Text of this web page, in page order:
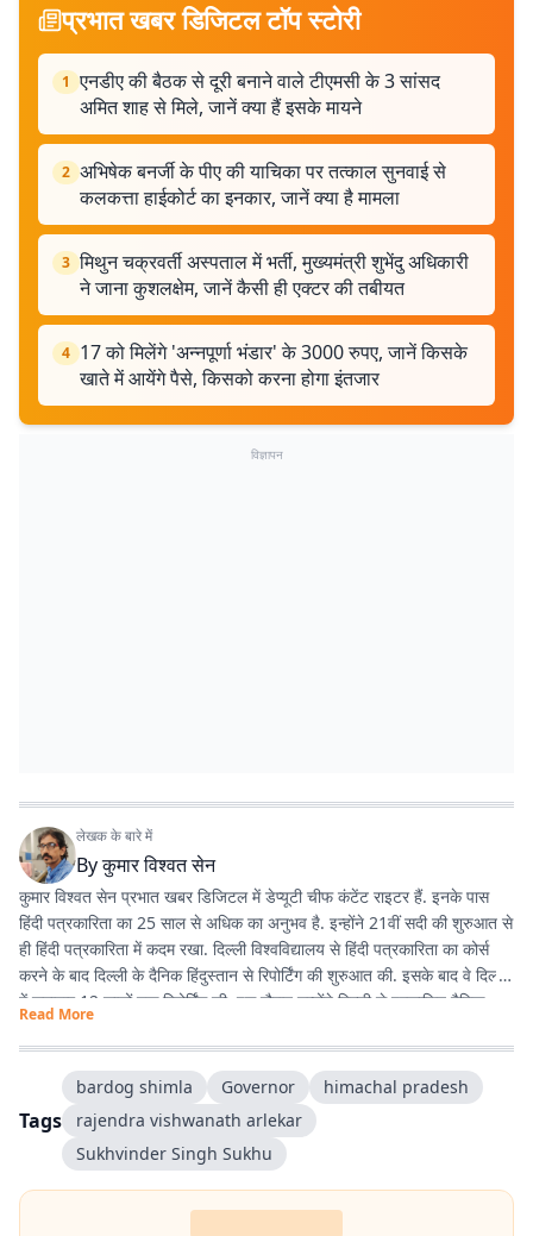
प्रभात खबर डिजिटल टॉप स्टोरी
1 एनडीए की बैठक से दूरी बनाने वाले टीएमसी के 3 सांसद
अमित शाह से मिले, जानें क्या हैं इसके मायने
2 अभिषेक बनर्जी के पीए की याचिका पर तत्काल सुनवाई से
कलकत्ता हाईकोर्ट का इनकार, जानें क्या है मामला
3 मिथुन चक्रवर्ती अस्पताल में भर्ती, मुख्यमंत्री शुभेंदु अधिकारी
ने जाना कुशलक्षेम, जानें कैसी ही एक्टर की तबीयत
4 17 को मिलेंगे 'अन्नपूर्णा भंडार' के 3000 रुपए, जानें किसके
खाते में आयेंगे पैसे, किसको करना होगा इंतजार
विज्ञापन
लेखक के बारे में
Byकुमार विश्वत सेन
कुमार विश्वत सेन प्रभात खबर डिजिटल में डेप्यूटी चीफ कंटेंट राइटर हैं. इनके पास
हिंदी पत्रकारिता का 25 साल से अधिक का अनुभव है. इन्होंने 21वीं सदी की शुरुआत से
ही हिंदी पत्रकारिता में कदम रखा. दिल्ली विश्वविद्यालय से हिंदी पत्रकारिता का कोर्स
करने के बाद दिल्ली के दैनिक हिंदुस्तान से रिपोर्टिंग की शुरुआत की. इसके बाद वे दिल्ली
में लगातार 12 सालों तक रिपोर्टिंग की. इस दौरान उन्होंने दिल्ली से प्रकाशित दैनिक
हिंदुस्तान दैनिक जागरण, देशबंधु जैसे प्रतिष्ठित अखबारों के साथ कई साप्ताहिक
अखबारों के लिए भी रिपोर्टिंग की. 2013 में वे प्रभात खबर आए. तब से वे प्रिंट मीडिया
के साथ फिलहाल पिछले 10 सालों से प्रभात खबर डिजिटल में अपनी सेवाएं दे रहे हैं.
इन्होंने अपने करियर के शुरुआती दिनों में ही राजस्थान में होने वाली हिंदी पत्रकारिता के
300 साल के इतिहास पर एक पुस्तक 'नित नए आयाम की खोज: राजस्थानी
पत्रकारिता' की रचना की. इनकी कई कहानियां देश के विभिन्न पत्र-पत्रिकाओं में
प्रकाशित हुई हैं.
Read More
Tags
bardog shimla Governor
himachal pradesh
rajendra vishwanath arlekar
Sukhvinder Singh Sukhu